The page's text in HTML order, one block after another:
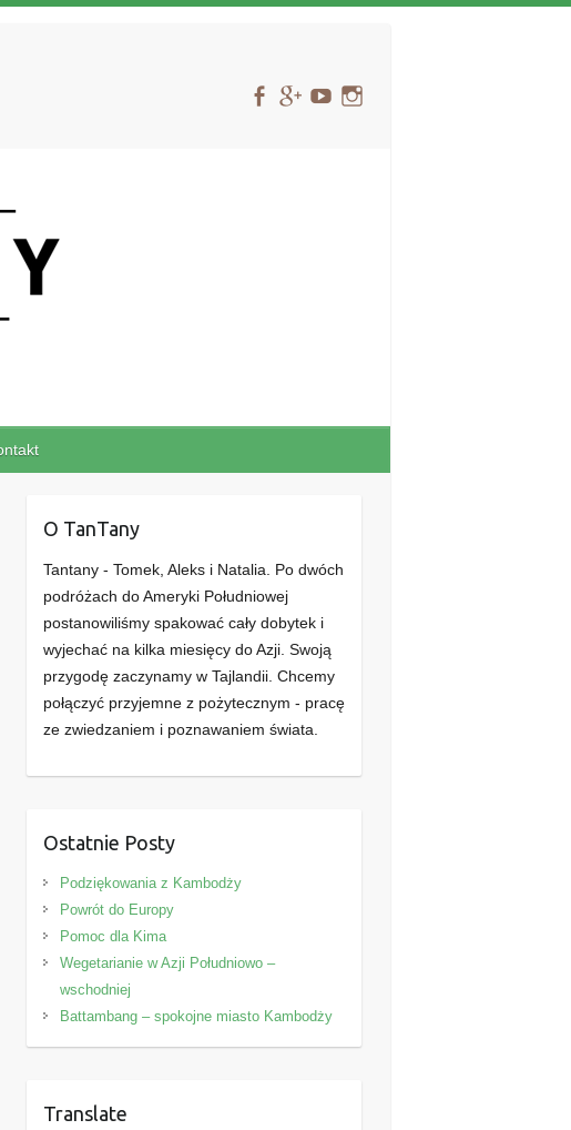
O TanTany
Tantany - Tomek, Aleks i Natalia. Po dwóch
podróżach do Ameryki Południowej
postanowiliśmy spakować cały dobytek i
wyjechać na kilka miesięcy do Azji. Swoją
przygodę zaczynamy w Tajlandii. Chcemy
połączyć przyjemne z pożytecznym - pracę
ze zwiedzaniem i poznawaniem świata.
Ostatnie Posty
Podziękowania z Kambodży
Powrót do Europy
Pomoc dla Kima
Wegetarianie w Azji Południowo –
wschodniej
Battambang – spokojne miasto Kambodży
Translate